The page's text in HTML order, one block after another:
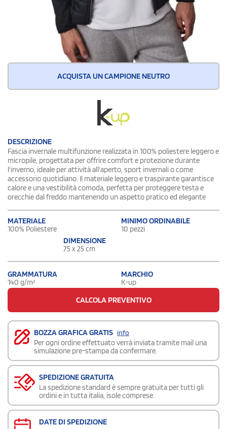
ACQUISTA UN CAMPIONE NEUTRO
DESCRIZIONE
Fascia invernale multifunzione realizzata in 100% poliestere leggero e
micropile, progettata per offrire comfort e protezione durante
l'inverno, ideale per attività all'aperto, sport invernali o come
accessorio quotidiano. Il materiale leggero e traspirante garantisce
calore e una vestibilità comoda, perfetta per proteggere testa e
orecchie dal freddo mantenendo un aspetto pratico ed elegante
MATERIALE
100% Poliestere
MINIMO ORDINABILE
10 pezzi
DIMENSIONE
75 x 25 cm
GRAMMATURA
140 g/m²
MARCHIO
K-up
CALCOLA PREVENTIVO
BOZZA GRAFICA GRATIS info
Per ogni ordine effettuato verrà inviata tramite mail una
simulazione pre-stampa da confermare.
SPEDIZIONE GRATUITA
La spedizione standard è sempre gratuita per tutti gli
ordini e in tutta italia, isole comprese.
DATE DI SPEDIZIONE